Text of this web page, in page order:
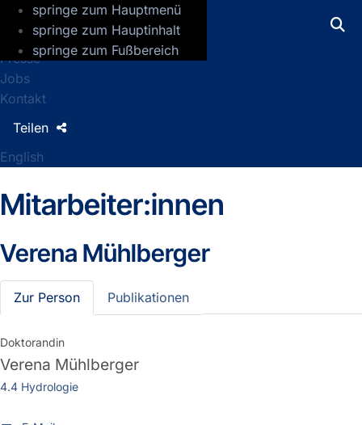
springe zum Hauptmenü
springe zum Hauptinhalt
springe zum Fußbereich
GFZ Helmholtz-Zentrum für
Presse
Jobs
Kontakt
English
Teilen
Mitarbeiter:innen
Verena Mühlberger
Zur Person Publikationen
Doktorandin
Verena Mühlberger
4.4 Hydrologie